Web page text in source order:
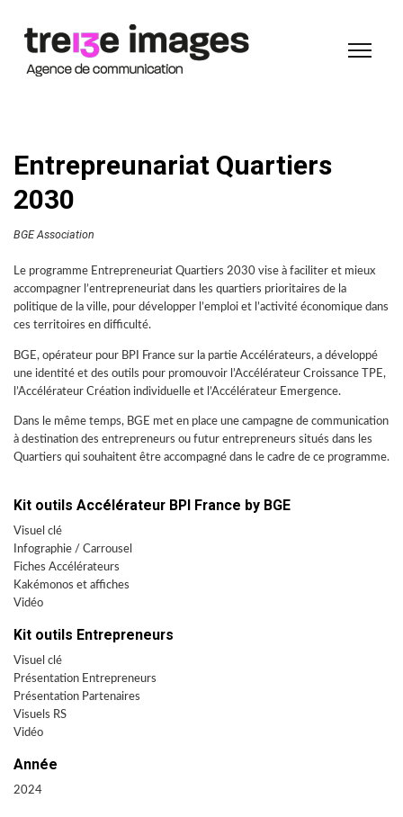
Entrepreunariat Quartiers
2030
BGE Association
Le programme Entrepreneuriat Quartiers 2030 vise à faciliter et mieux
accompagner l’entrepreneuriat dans les quartiers prioritaires de la
politique de la ville, pour développer l’emploi et l’activité économique dans
ces territoires en difficulté.
BGE, opérateur pour BPI France sur la partie Accélérateurs, a développé
une identité et des outils pour promouvoir l’Accélérateur Croissance TPE,
l’Accélérateur Création individuelle et l’Accélérateur Emergence.
Dans le même temps, BGE met en place une campagne de communication
à destination des entrepreneurs ou futur entrepreneurs situés dans les
Quartiers qui souhaitent être accompagné dans le cadre de ce programme.
Kit outils Accélérateur BPI France by BGE
Visuel clé
Infographie / Carrousel
Fiches Accélérateurs
Kakémonos et affiches
Vidéo
Kit outils Entrepreneurs
Visuel clé
Présentation Entrepreneurs
Présentation Partenaires
Visuels RS
Vidéo
Année
2024